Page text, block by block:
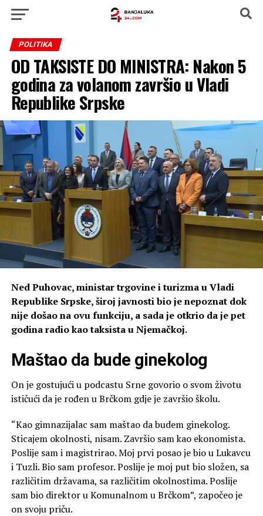
POLITIKA
OD TAKSISTE DO MINISTRA: Nakon 5
godina za volanom završio u Vladi
Republike Srpske
Ned Puhovac, ministar trgovine i turizma u Vladi
Republike Srpske, široj javnosti bio je nepoznat dok
nije došao na ovu funkciju, a sada je otkrio da je pet
godina radio kao taksista u Njemačkoj.
Maštao da bude ginekolog
On je gostujući u podcastu Srne govorio o svom životu
ističući da je rođen u Brčkom gdje je završio školu.
“Kao gimnazijalac sam maštao da budem ginekolog.
Sticajem okolnosti, nisam. Završio sam kao ekonomista.
Poslije sam i magistrirao. Moj prvi posao je bio u Lukavcu
i Tuzli. Bio sam profesor. Poslije je moj put bio složen, sa
različitim državama, sa različitim okolnostima. Poslije
sam bio direktor u Komunalnom u Brčkom”, započeo je
on svoju priču.